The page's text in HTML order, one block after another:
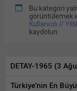
Bu kategori
görüntülemek
Kullanıcılı //
kaydolun.
DETAY-1965 (3
Türkiye’nin En